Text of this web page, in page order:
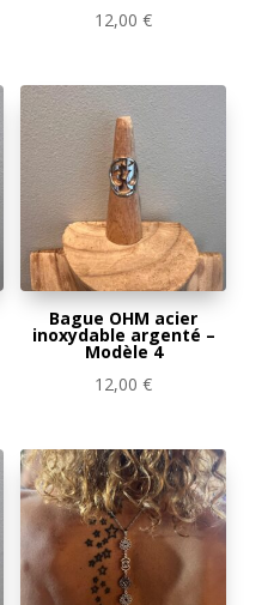
12,00€
Bague OHM acier
inoxydable argenté –
Modèle 4
12,00€